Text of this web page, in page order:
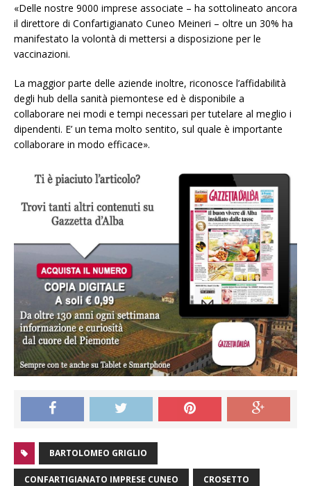
«Delle nostre 9000 imprese associate – ha sottolineato ancora
il direttore di Confartigianato Cuneo Meineri – oltre un 30% ha
manifestato la volontà di mettersi a disposizione per le
vaccinazioni.
La maggior parte delle aziende inoltre, riconosce l’affidabilità
degli hub della sanità piemontese ed è disponibile a
collaborare nei modi e tempi necessari per tutelare al meglio i
dipendenti. E’ un tema molto sentito, sul quale è importante
collaborare in modo efficace».
BARTOLOMEO GRIGLIO
CONFARTIGIANATO IMPRESE CUNEO CROSETTO